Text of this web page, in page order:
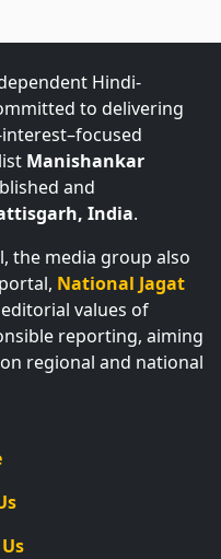
Hindi-
to delivering
Manishankar
and
India.
the media group also
National Jagat
values of
reporting, aiming
regional and national